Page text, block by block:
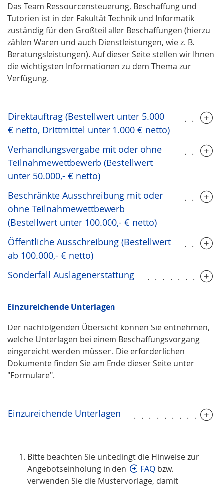
Das Team Ressourcensteuerung, Beschaffung und
Tutorien ist in der Fakultät Technik und Informatik
zuständig für den Großteil aller Beschaffungen (hierzu
zählen Waren und auch Dienstleistungen, wie z. B.
Beratungsleistungen). Auf dieser Seite stellen wir Ihnen
die wichtigsten Informationen zu dem Thema zur
Verfügung.
Direktauftrag (Bestellwert unter 5.000
€ netto, Drittmittel unter 1.000 € netto)
Verhandlungsvergabe mit oder ohne
Teilnahmewettbewerb (Bestellwert
unter 50.000,- € netto)
Beschränkte Ausschreibung mit oder
ohne Teilnahmewettbewerb
(Bestellwert unter 100.000,- € netto)
Öffentliche Ausschreibung (Bestellwert
ab 100.000,- € netto)
Sonderfall Auslagenerstattung
Einzureichende Unterlagen
Der nachfolgenden Übersicht können Sie entnehmen,
welche Unterlagen bei einem Beschaffungsvorgang
eingereicht werden müssen. Die erforderlichen
Dokumente finden Sie am Ende dieser Seite unter
"Formulare".
Einzureichende Unterlagen
Bitte beachten Sie unbedingt die Hinweise zur
Angebotseinholung in den
FAQ bzw.
verwenden Sie die Mustervorlage, damit